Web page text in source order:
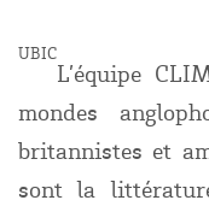
UBIC
L’équipe
mondes
britannistes et
sont la